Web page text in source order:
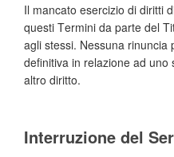
Il mancato esercizio di diritti
questi Termini da parte del
agli stessi. Nessuna rinuncia
definitiva in relazione ad
altro diritto.
Interruzione del